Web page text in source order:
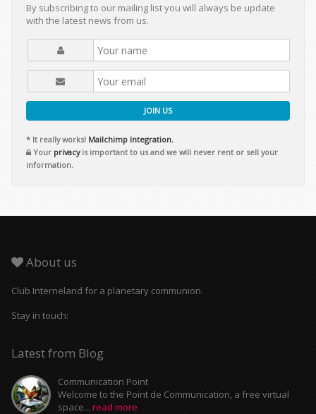
By subscribing to our mailing list you will always be update
with the latest news from us.
JOIN US
* It really works! Mailchimp Integration.
Your privacyis important to us and we will never rent or sell your
information.
About us
Club Interneland for a planetary communion.
Stay in touch:
Latest from Blog
Communication Point
Welcome to the Point de Communication, a free virtual
space... read more